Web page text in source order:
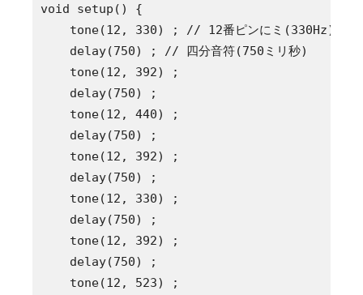
void setup() {
tone(12, 330) ; // 12番ピンにミ(330Hz)を出
    delay(750) ; // 四分音符(750ミリ秒)
    tone(12, 392) ;
    delay(750) ;
    tone(12, 440) ;
    delay(750) ;
    tone(12, 392) ;
    delay(750) ;
    tone(12, 330) ;
    delay(750) ;
    tone(12, 392) ;
    delay(750) ;
    tone(12, 523) ;